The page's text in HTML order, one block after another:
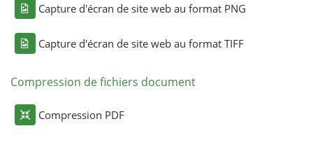
Capture d'écran de site web au format PNG
Capture d'écran de site web au format TIFF
Compression de fichiers document
Compression PDF